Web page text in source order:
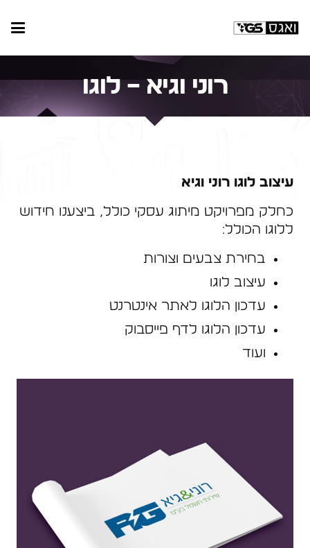
רוני וגיא – לוגו
עיצוב לוגו רוני וגיא
כחלק מפרויקט מיתוג עסקי כולל, ביצענו חידוש
ללוגו הכולל:
בחירת צבעים וצורות
עיצוב לוגו
עדכון הלוגו לאתר אינטרנט
עדכון הלוגו לדף פייסבוק
ועוד